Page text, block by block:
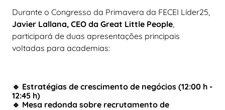
Durante o Congresso da Primavera da FECEI Líder25,
Javier Lallana, CEO da Great Little People,
participará de duas apresentações principais
voltadas para academias:
🔹 Estratégias de crescimento de negócios (12:00 h -
12:45 h)
🔹 Mesa redonda sobre recrutamento de